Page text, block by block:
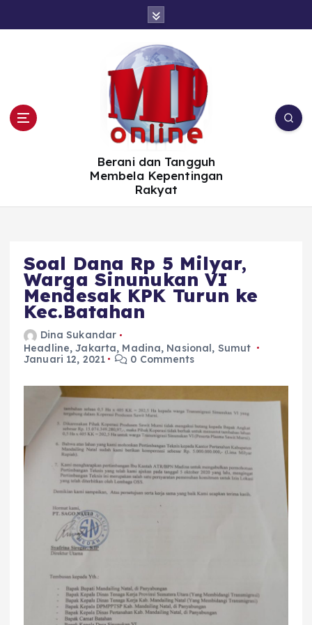
Berani dan Tangguh
Membela Kepentingan
Rakyat
Soal Dana Rp 5 Milyar,
Warga Sinunukan VI
Mendesak KPK Turun ke
Kec.Batahan
Dina Sukandar
Headline,Jakarta, Madina, Nasional, Sumut
Januari 12, 2021
0 Comments